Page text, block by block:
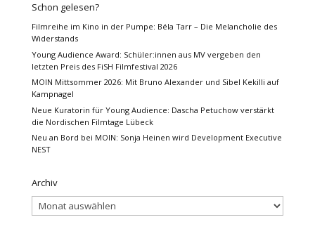
Schon gelesen?
Filmreihe im Kino in der Pumpe: Béla Tarr – Die Melancholie des
Widerstands
Young Audience Award: Schüler:innen aus MV vergeben den
letzten Preis des FiSH Filmfestival 2026
MOIN Mittsommer 2026: Mit Bruno Alexander und Sibel Kekilli auf
Kampnagel
Neue Kuratorin für Young Audience: Dascha Petuchow verstärkt
die Nordischen Filmtage Lübeck
Neu an Bord bei MOIN: Sonja Heinen wird Development Executive
NEST
Archiv
Archiv